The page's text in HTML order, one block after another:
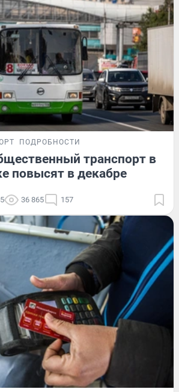
ПОДРОБНОСТИ
транспорт в
повысят в декабре
36 865 157